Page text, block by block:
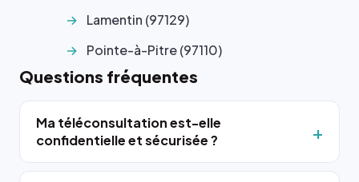
Lamentin (97129)
Pointe-à-Pitre (97110)
Questions fréquentes
Ma téléconsultation est-elle
confidentielle et sécurisée ?